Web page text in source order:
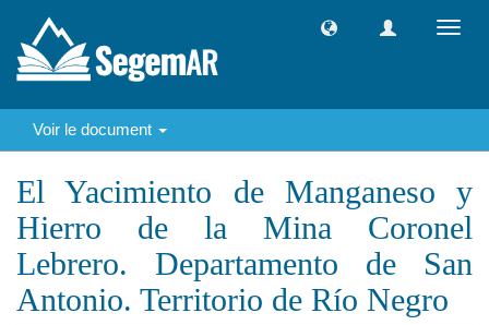
Voir le document
El Yacimiento de Manganeso y
Hierro de la Mina Coronel
Lebrero. Departamento de San
Antonio. Territorio de Río Negro